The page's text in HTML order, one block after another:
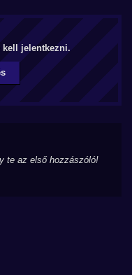
kell jelentkezni.
te az első hozzászóló!